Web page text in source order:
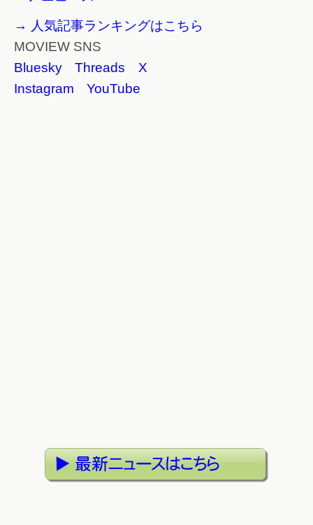
→ 人気記事ランキングはこちら
MOVIEW SNS
Bluesky
Threads
X
Instagram
YouTube